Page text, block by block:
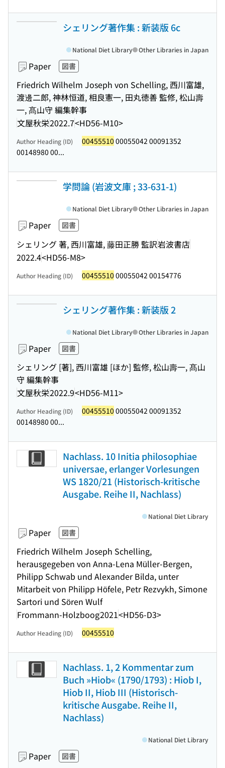
シェリング著作集 : 新装版 6c
Paper 図書
Friedrich Wilhelm Joseph von Schelling, 西川富雄,
渡邊二郎, 神林恒道, 相良憲一, 田丸徳善 監修, 松山壽
一, 髙山守 編集幹事
文屋秋栄2022.7<HD56-M10>
National Diet Library Other Libraries in Japan
Author Heading (ID) 00455510 00055042 00091352
00148980 00...
学問論 (岩波文庫 ; 33-631-1)
Paper 図書
シェリング 著, 西川富雄, 藤田正勝 監訳岩波書店
2022.4<HD56-M8>
National Diet Library Other Libraries in Japan
Author Heading (ID) 00455510 00055042 00154776
シェリング著作集 : 新装版 2
Paper 図書
シェリング [著], 西川富雄 [ほか] 監修, 松山壽一, 髙山
守 編集幹事
文屋秋栄2022.9<HD56-M11>
National Diet Library Other Libraries in Japan
Author Heading (ID) 00455510 00055042 00091352
00148980 00...
Nachlass. 10 Initia philosophiae
universae, erlanger Vorlesungen
WS 1820/21 (Historisch-kritische
Ausgabe. Reihe II, Nachlass)
Paper 図書
Friedrich Wilhelm Joseph Schelling,
herausgegeben von Anna-Lena Müller-Bergen,
Philipp Schwab und Alexander Bilda, unter
Mitarbeit von Philipp Höfele, Petr Rezvykh, Simone
Sartori und Sören Wulf
Frommann-Holzboog2021<HD56-D3>
National Diet Library
Author Heading (ID) 00455510
Nachlass. 1, 2 Kommentar zum
Buch »Hiob« (1790/1793) : Hiob I,
Hiob II, Hiob III (Historisch-
kritische Ausgabe. Reihe II,
Nachlass)
Paper 図書
National Diet Library